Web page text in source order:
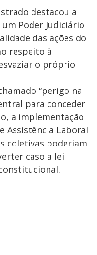
destacou a
Poder Judiciário
das ações do
respeito à
o próprio
“perigo na
para conceder
a implementação
Assistência Laboral
coletivas poderiam
caso a lei